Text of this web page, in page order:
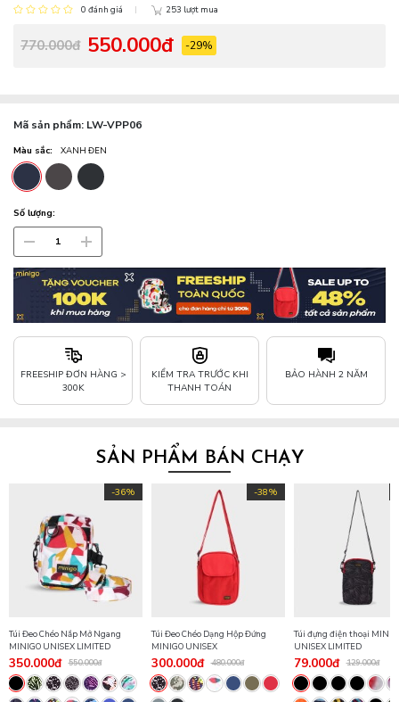
0 đánh giá 253 lượt mua
770.000đ 550.000đ -29%
Mã sản phẩm: LW-VPP06
Màu sắc: XANH ĐEN
Số lượng:
FREESHIP ĐƠN HÀNG >
300K
KIỂM TRA TRƯỚC KHI
THANH TOÁN
BẢO HÀNH 2 NĂM
SẢN PHẨM BÁN CHẠY
-36%
Túi Đeo Chéo Nắp Mở Ngang
MINIGO UNISEX LIMITED
350.000đ 550.000đ
-38%
Túi Đeo Chéo Dạng Hộp Đứng
MINIGO UNISEX
300.000đ 480.000đ
Túi đựng điện thoại
UNISEX LIMITED
79.000đ 129.000đ